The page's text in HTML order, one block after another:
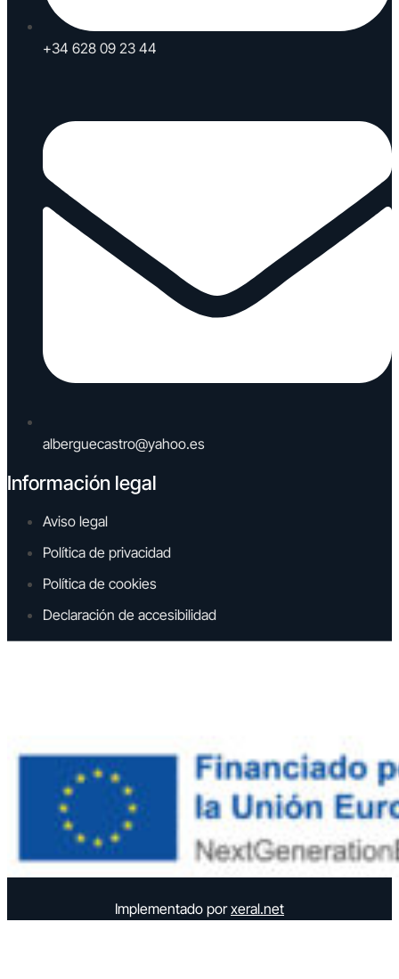
+34 628 09 23 44
alberguecastro@yahoo.es
Información legal
Aviso legal
Política de privacidad
Política de cookies
Declaración de accesibilidad
Implementado porxeral.net